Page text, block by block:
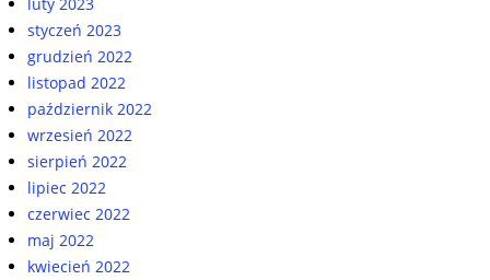
styczeń 2023
grudzień 2022
listopad 2022
październik 2022
wrzesień 2022
sierpień 2022
lipiec 2022
czerwiec 2022
maj 2022
kwiecień 2022